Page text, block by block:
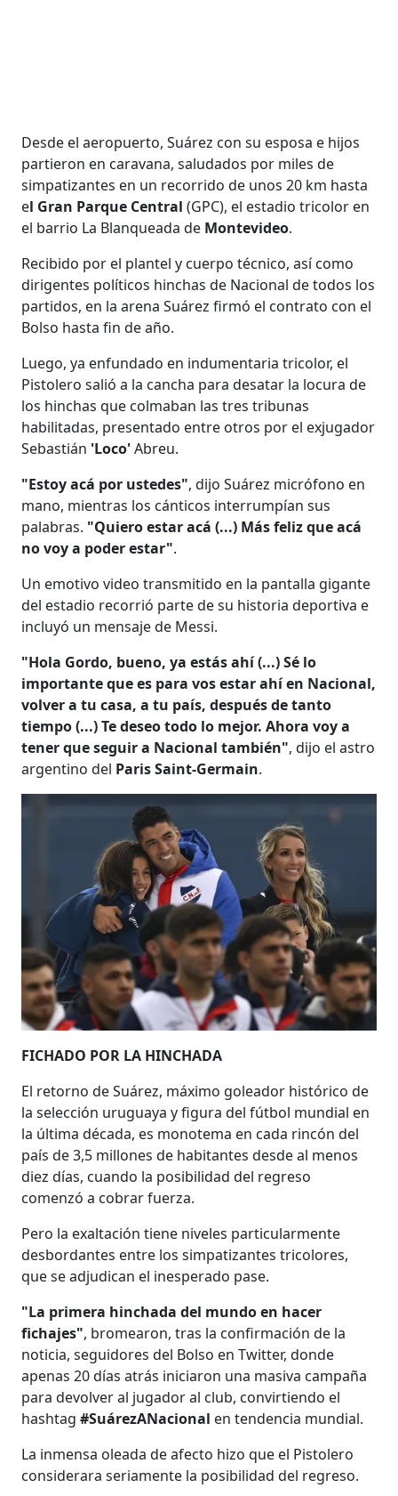
Desde el aeropuerto, Suárez con su esposa e hijos
partieron en caravana, saludados por miles de
simpatizantes en un recorrido de unos 20 km hasta
el Gran Parque Central (GPC), el estadio tricolor en
el barrio La Blanqueada de Montevideo.
Recibido por el plantel y cuerpo técnico, así como
dirigentes políticos hinchas de Nacional de todos los
partidos, en la arena Suárez firmó el contrato con el
Bolso hasta fin de año.
Luego, ya enfundado en indumentaria tricolor, el
Pistolero salió a la cancha para desatar la locura de
los hinchas que colmaban las tres tribunas
habilitadas, presentado entre otros por el exjugador
Sebastián 'Loco'Abreu.
"Estoy acá por ustedes", dijo Suárez micrófono en
mano, mientras los cánticos interrumpían sus
palabras. "Quiero estar acá (...) Más feliz que acá
no voy a poder estar".
Un emotivo video transmitido en la pantalla gigante
del estadio recorrió parte de su historia deportiva e
incluyó un mensaje de Messi.
"Hola Gordo, bueno, ya estás ahí (...) Sé lo
importante que es para vos estar ahí en Nacional,
volver a tu casa, a tu país, después de tanto
tiempo (...) Te deseo todo lo mejor. Ahora voy a
tener que seguir a Nacional también", dijo el astro
argentino del Paris Saint-Germain.
FICHADO POR LA HINCHADA
El retorno de Suárez, máximo goleador histórico de
la selección uruguaya y figura del fútbol mundial en
la última década, es monotema en cada rincón del
país de 3,5 millones de habitantes desde al menos
diez días, cuando la posibilidad del regreso
comenzó a cobrar fuerza.
Pero la exaltación tiene niveles particularmente
desbordantes entre los simpatizantes tricolores,
que se adjudican el inesperado pase.
"La primera hinchada del mundo en hacer
fichajes", bromearon, tras la confirmación de la
noticia, seguidores del Bolso en Twitter, donde
apenas 20 días atrás iniciaron una masiva campaña
para devolver al jugador al club, convirtiendo el
hashtag#SuárezANacional en tendencia mundial.
La inmensa oleada de afecto hizo que el Pistolero
considerara seriamente la posibilidad del regreso.